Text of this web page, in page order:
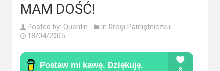
Krótkie
recenzje
Seriale
MAM DOŚĆ!
Posted by: Quentin in Drogi Pamiętniczku
18/04/2005